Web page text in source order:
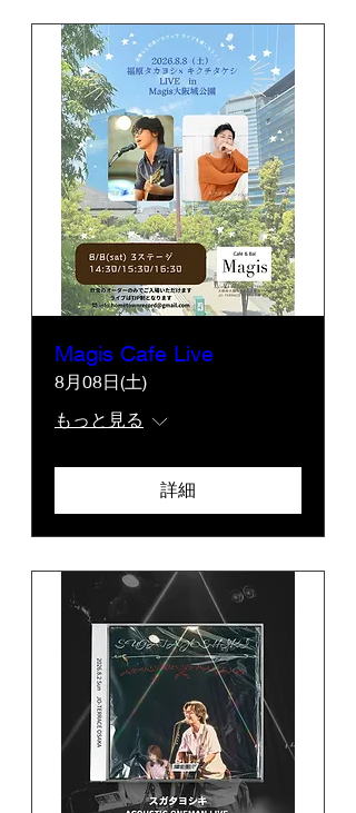
Magis Cafe Live
8月08日(土)
もっと見る
詳細